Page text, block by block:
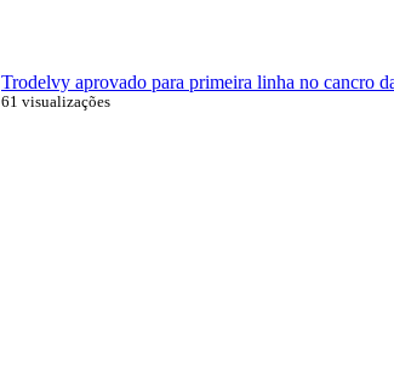
Trodelvy aprovado para primeira linha no cancro
61 visualizações